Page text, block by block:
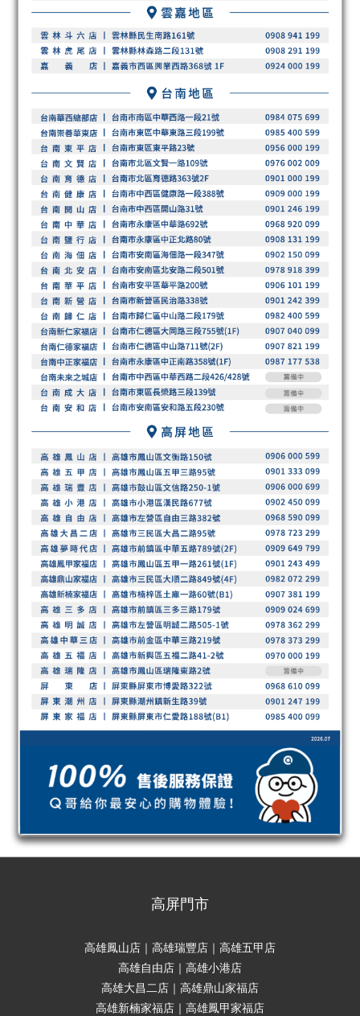
高屏門市
高雄鳳山店｜高雄瑞豐店｜高雄五甲店
高雄自由店｜高雄小港店
高雄大昌二店｜高雄鼎山家福店
高雄新楠家福店｜高雄鳳甲家福店